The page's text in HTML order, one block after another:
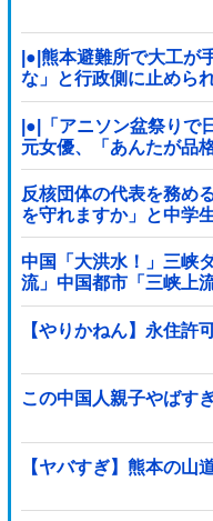
|●|熊本避難所で大工が
な」と行政側に止めら
胡散臭すぎた結果……
|●|「アニソン盆祭りで
元女優、「あんたが品
を食らってしまい……
反核団体の代表を務め
を守れますか」と中
中国「大洪水！」三峡
流」中国都市「三峡上
江と黄河「同時氾濫危
【やりかねん】永住
この中国人親子やばす
【ヤバすぎ】熊本の